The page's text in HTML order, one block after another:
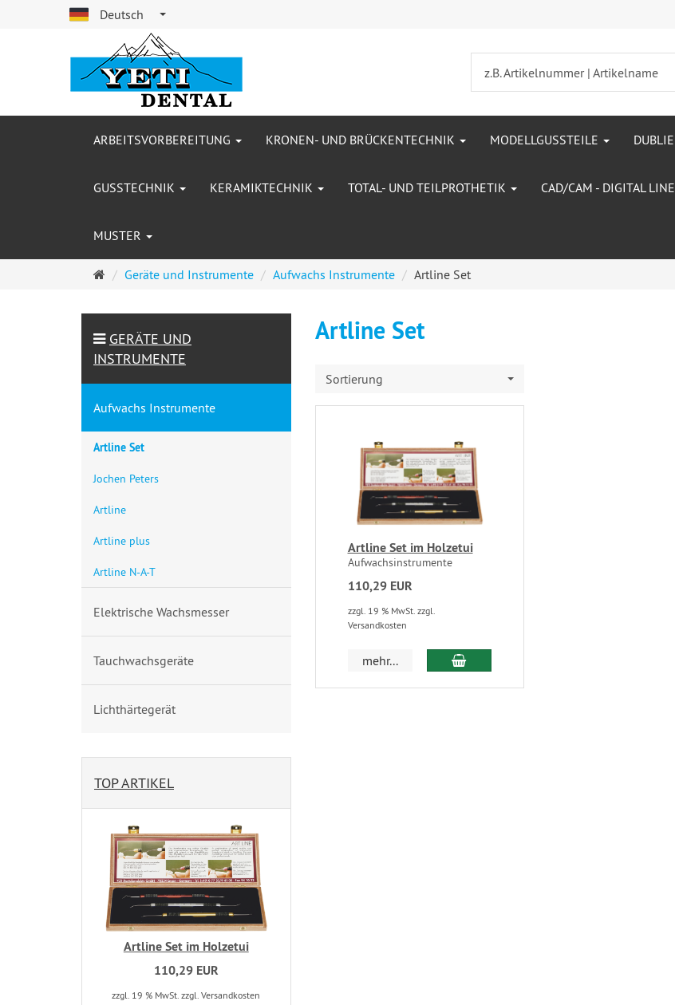
Deutsch
ARBEITSVORBEREITUNG KRONEN- UND BRÜCKENTECHNIK MODELLGUSSTEILE
GUSSTECHNIK KERAMIKTECHNIK TOTAL- UND TEILPROTHETIK CAD/CAM - DIGITAL LINE
MUSTER
Startseite
Geräte und Instrumente Aufwachs Instrumente Artline Set
Artline Set
Sortierung
Artline Set im Holzetui
Aufwachsinstrumente
110,29 EUR
zzgl. 19 % MwSt. zzgl.
Versandkosten
mehr...
GERÄTE UND
INSTRUMENTE
Aufwachs Instrumente
Artline Set
Jochen Peters
Artline
Artline plus
Artline N-A-T
Elektrische Wachsmesser
Tauchwachsgeräte
Lichthärtegerät
TOP ARTIKEL
Artline Set im Holzetui
110,29 EUR
zzgl. 19 % MwSt. zzgl. Versandkosten